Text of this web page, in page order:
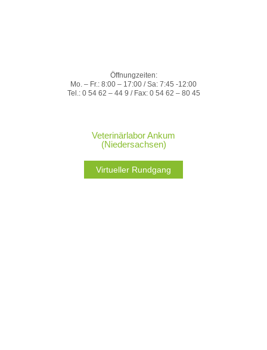
Öffnungzeiten:
Mo. – Fr.: 8:00 – 17:00 / Sa: 7:45 -12:00
Tel.: 0 54 62 – 44 9 / Fax: 0 54 62 – 80 45
Veterinärlabor Ankum
(Niedersachsen)
Virtueller Rundgang